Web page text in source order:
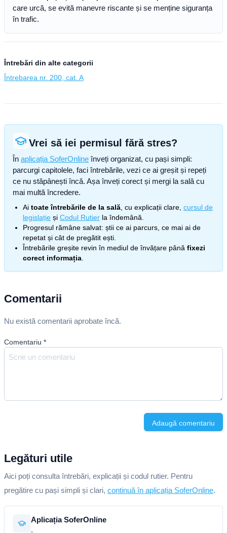
care urcă, se evită manevre riscante și se menține siguranța
în trafic.
Întrebări din alte categorii
Întrebarea nr. 200, cat. A
Vrei să iei permisul fără stres?
În aplicația SoferOnline înveți organizat, cu pași simpli:
parcurgi capitolele, faci întrebările, vezi ce ai greșit și repeți
ce nu stăpânești încă. Așa înveți corect și mergi la sală cu
mai multă încredere.
Ai toate întrebările de la sală , cu explicații clare, cursul de
legislație și Codul Rutier la îndemână.
Progresul rămâne salvat: știi ce ai parcurs, ce mai ai de
repetat și cât de pregătit ești.
Întrebările greșite revin în mediul de învățare până fixezi
corect informația
Comentarii
Nu există comentarii aprobate încă.
Comentariu *
Adaugă comentariu
Legături utile
Aici poți consulta întrebări, explicații și codul rutier. Pentru
pregătire cu pași simpli și clari, continuă în aplicația SoferOnline.
Aplicația SoferOnline